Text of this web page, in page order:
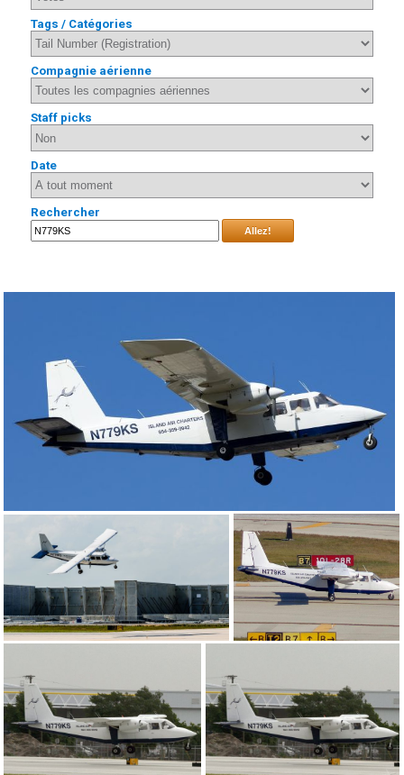
Tags / Catégories
Compagnie aérienne
Staff picks
Date
Rechercher
Allez!